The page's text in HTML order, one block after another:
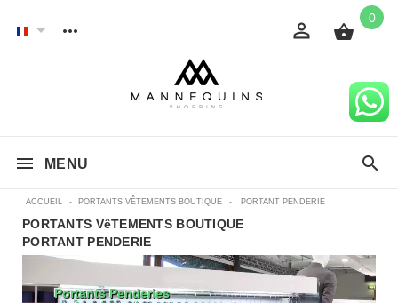
0
MENU
ACCUEIL - PORTANTS VÊTEMENTS BOUTIQUE - PORTANT PENDERIE
PORTANTS VêTEMENTS BOUTIQUE
PORTANT PENDERIE
Portants Penderies